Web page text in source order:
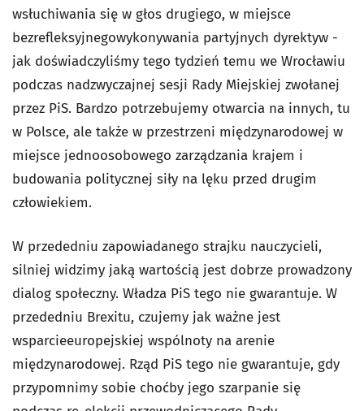
wsłuchiwania się w głos drugiego, w miejsce
bezrefleksyjnegowykonywania partyjnych dyrektyw -
jak doświadczyliśmy tego tydzień temu we Wrocławiu
podczas nadzwyczajnej sesji Rady Miejskiej zwołanej
przez PiS. Bardzo potrzebujemy otwarcia na innych, tu
w Polsce, ale także w przestrzeni międzynarodowej w
miejsce jednoosobowego zarządzania krajem i
budowania politycznej siły na lęku przed drugim
człowiekiem.
W przededniu zapowiadanego strajku nauczycieli,
silniej widzimy jaką wartością jest dobrze prowadzony
dialog społeczny. Władza PiS tego nie gwarantuje. W
przededniu Brexitu, czujemy jak ważne jest
wsparcieeuropejskiej wspólnoty na arenie
międzynarodowej. Rząd PiS tego nie gwarantuje, gdy
przypomnimy sobie choćby jego szarpanie się